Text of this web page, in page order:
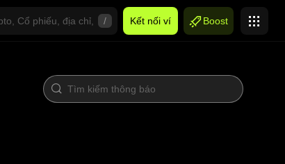
/ Kết nối ví Boost